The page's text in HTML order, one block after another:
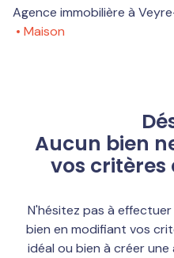
Appartements
Notre
équipe
Estimation
Nos
Agence immobilière à
Maison
Aucun bien
vos critères
N'hésitez pas à
bien en modifiant vos
idéal ou bien à créer